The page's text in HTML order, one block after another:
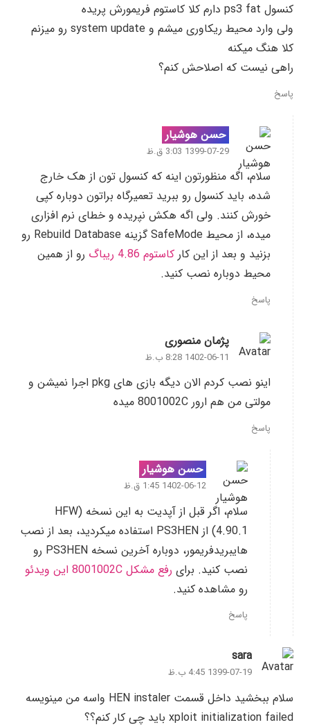
کنسول ps3 fat دارم کلا کاستوم فریمورش پریده
ولی وارد محیط ریکاوری میشم و system update رو میزنم
کلا هنگ میکنه
راهی نیست که اصلاحش کنم؟
پاسخ
حسن هوشیار
1399-07-29 3:03 ق.ظ
سلام، اگه منظورتون اینه که کنسول تون از هک خارج
شده، باید کنسول رو ببرید تعمیرگاه براتون دوباره کپی
خورش کنند. ولی اگه هکش نپریده و خطای نرم افزاری
میده، از محیط SafeMode گزینه Rebuild Database رو
بزنید و بعد از این کار کاستوم 4.86 ریباگ
رو از همین
محیط دوباره نصب کنید.
پاسخ
پژمان منصوری
1402-06-11 8:28 ب.ظ
اینو نصب کردم الان دیگه بازی های pkg اجرا نمیشن و
مولتی من هم ارور 8001002C میده
پاسخ
حسن هوشیار
1402-06-12 1:45 ق.ظ
سلام، اگر قبل از آپدیت به این نسخه (HFW
4.90.1) از PS3HEN استفاده میکردید، بعد از نصب
هایبریدفریمور، دوباره آخرین نسخه PS3HEN رو
نصب کنید. برای رفع مشکل 8001002C این ویدئو
رو مشاهده کنید.
پاسخ
sara
1399-07-19 4:45 ب.ظ
سلام ببخشید داخل قسمت HEN instaler واسه من مینویسه
xploit initialization failed باید چی کار کنم؟؟